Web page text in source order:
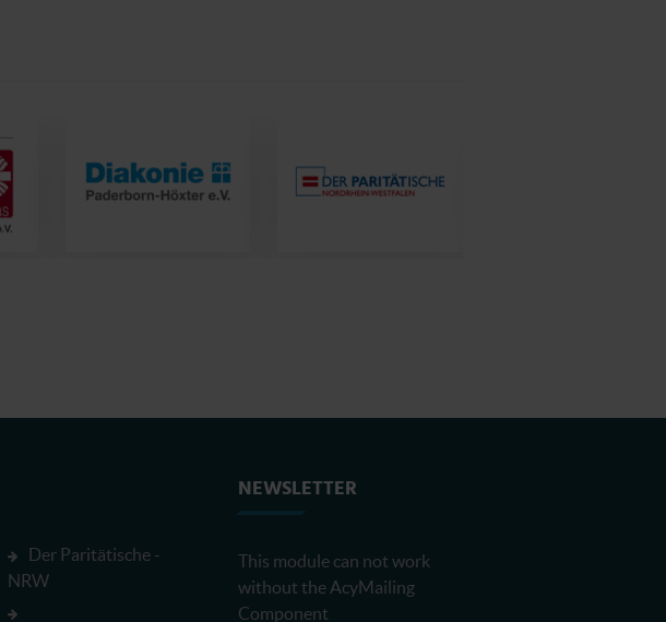
Der Paritätische -
NRW
NEWSLETTER
This module can not work
without the AcyMailing
Component